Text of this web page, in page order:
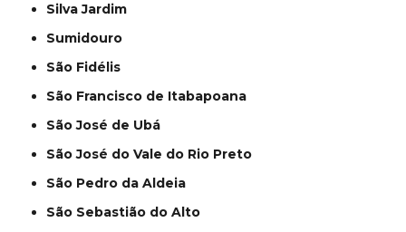
Silva Jardim
Sumidouro
São Fidélis
São Francisco de Itabapoana
São José de Ubá
São José do Vale do Rio Preto
São Pedro da Aldeia
São Sebastião do Alto